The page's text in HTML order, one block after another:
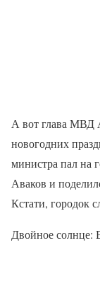
А вот глава МВД
новогодних
министра пал на
Аваков и
Кстати, городок
Двойное солнце: